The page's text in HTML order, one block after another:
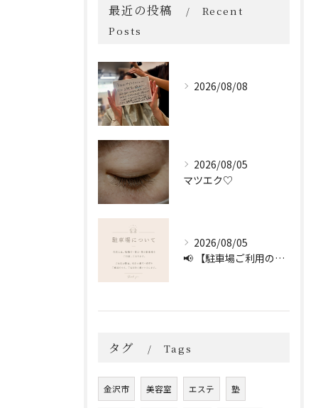
最近の投稿
Recent
Posts
2026/08/08
2026/08/05
マツエク♡
2026/08/05
📢 【駐車場ご利用のお願い】 🚗
タグ Tags
金沢市 美容室 エステ 塾